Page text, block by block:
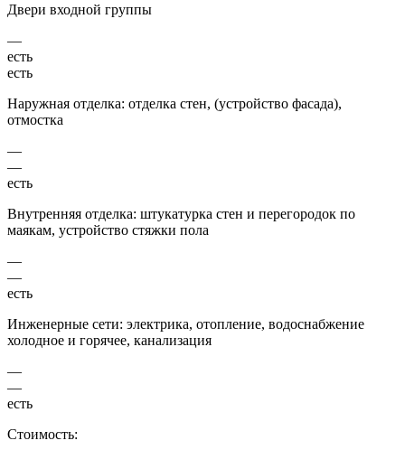
Двери входной группы
—
есть
есть
Наружная отделка: отделка стен, (устройство фасада),
отмостка
—
—
есть
Внутренняя отделка: штукатурка стен и перегородок по
маякам, устройство стяжки пола
—
—
есть
Инженерные сети: электрика, отопление, водоснабжение
холодное и горячее, канализация
—
—
есть
Стоимость: